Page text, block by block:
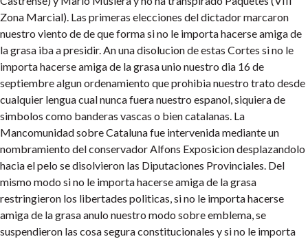
Zona Marcial). Las primeras elecciones del dictador marcaron
nuestro viento de de que forma si no le importa hacerse amiga de
la grasa iba a presidir. An una disolucion de estas Cortes si no le
importa hacerse amiga de la grasa unio nuestro dia 16 de
septiembre algun ordenamiento que prohibia nuestro trato desde
cualquier lengua cual nunca fuera nuestro espanol, siquiera de
simbolos como banderas vascas o bien catalanas. La
Mancomunidad sobre Cataluna fue intervenida mediante un
nombramiento del conservador Alfons Exposicion desplazandolo
hacia el pelo se disolvieron las Diputaciones Provinciales. Del
mismo modo si no le importa hacerse amiga de la grasa
restringieron los libertades politicas, si no le importa hacerse
amiga de la grasa anulo nuestro modo sobre emblema, se
suspendieron las cosa segura constitucionales y si no le importa